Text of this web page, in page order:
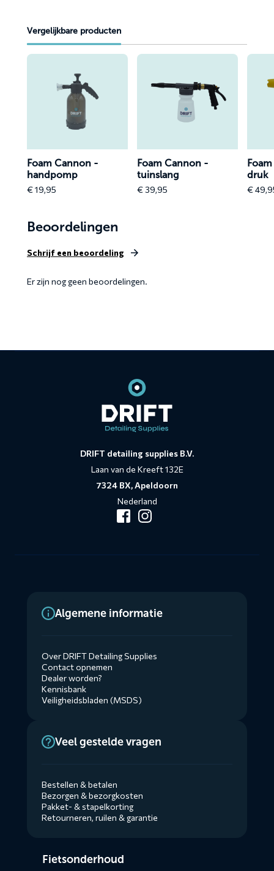
Vergelijkbare producten
Lees
handpomp
Foam Cannon -
handpomp
€19,95
Lees
over
tuinslang
Foam Cannon -
tuinslang
€39,95
Lees
hoge
druk
druk
€
Beoordelingen
Schrijf een beoordeling
Er zijn nog geen beoordelingen.
DRIFT detailing supplies B.V.
Laan van de Kreeft 132E
7324 BX, Apeldoorn
Nederland
Algemene informatie
Over DRIFT Detailing Supplies
Contact opnemen
Dealer worden?
Kennisbank
Veiligheidsbladen (MSDS)
Veel gestelde vragen
Bestellen & betalen
Bezorgen & bezorgkosten
Pakket- & stapelkorting
Retourneren, ruilen & garantie
menusFietsonderhoud